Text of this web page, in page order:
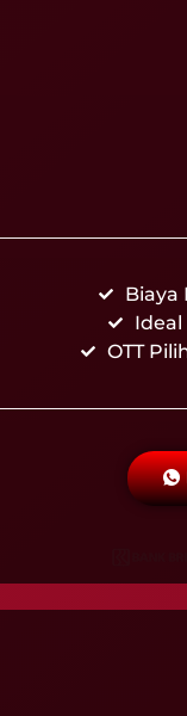
Biaya
OTT